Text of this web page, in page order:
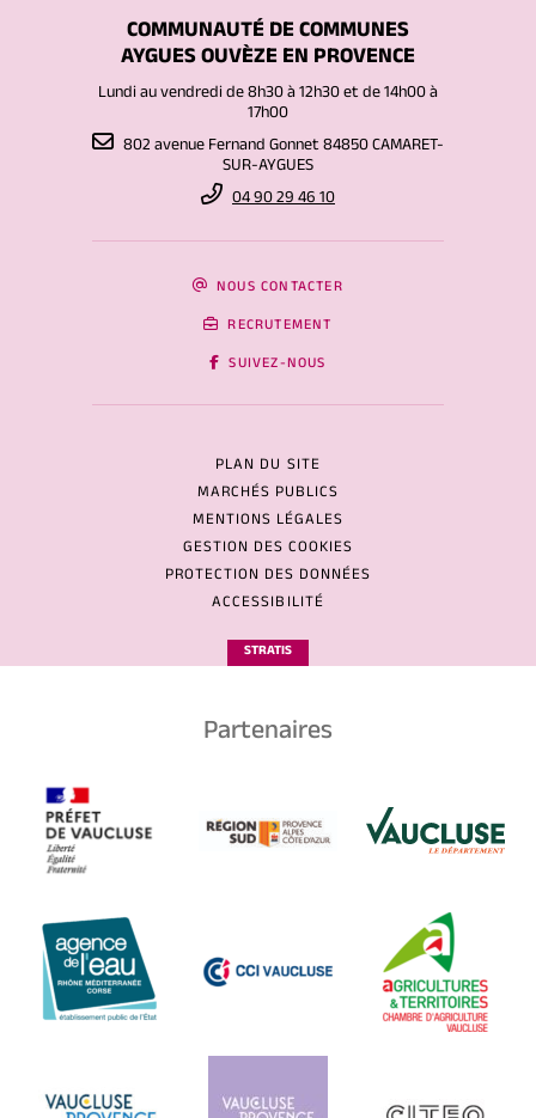
COMMUNAUTÉ DE COMMUNES
AYGUES OUVÈZE EN PROVENCE
Lundi au vendredi de 8h30 à 12h30 et de 14h00 à
17h00
802 avenue Fernand Gonnet 84850 CAMARET-
SUR-AYGUES
04 90 29 46 10
NOUS CONTACTER
RECRUTEMENT
SUIVEZ-NOUS
PLAN DU SITE
MARCHÉS PUBLICS
MENTIONS LÉGALES
GESTION DES COOKIES
PROTECTION DES DONNÉES
ACCESSIBILITÉ
STRATIS
Partenaires